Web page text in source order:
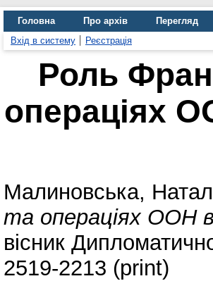
Головна Про архів Перегляд
Вхід в систему
Реєстрація
Роль
операціях
Малиновська,
та операціях ООН
вісник
2519-2213 (print)